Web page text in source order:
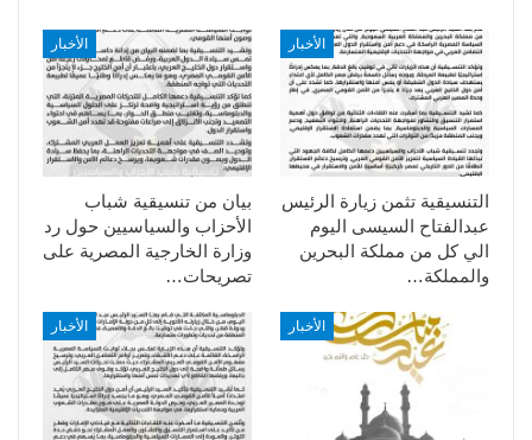
الأخبار
بيان من تنسيقية شباب
الأحزاب والسياسيين حول رد
وزارة الخارجية المصرية على
تصريحات…
الأخبار
التنسيقية تثمن زيارة الرئيس
عبدالفتاح السيسى اليوم
الي كل من مملكة البحرين
والمملكة…
الأخبار الأخبار